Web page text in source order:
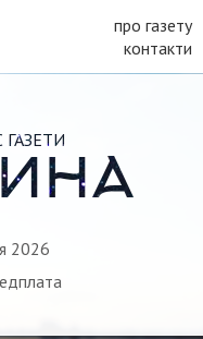
про газету
контакти
ГАЗЕТИ
2026